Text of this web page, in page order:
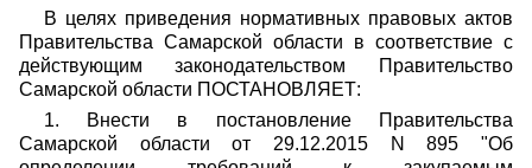
В целях приведения нормативных правовых актов
Правительства Самарской области в соответствие с
действующим законодательством Правительство
Самарской области ПОСТАНОВЛЯЕТ:
1. Внести в постановление Правительства
Самарской области от 29.12.2015 N 895 "Об